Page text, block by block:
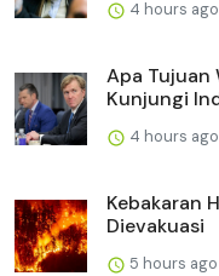
4 hours ago
Apa Tujuan
Kunjungi
4 hours ago
Kebakaran
Dievakuasi
5 hours ago